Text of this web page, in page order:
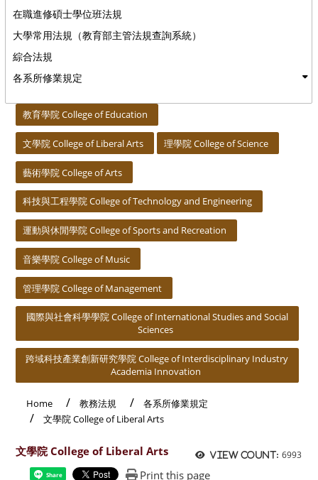
在職進修碩士學位班法規
大學常用法規（教育部主管法規查詢系統）
綜合法規
各系所修業規定
教育學院 College of Education
文學院 College of Liberal Arts 理學院 College of Science
藝術學院 College of Arts
科技與工程學院 College of Technology and Engineering
運動與休閒學院 College of Sports and Recreation
音樂學院 College of Music
管理學院 College of Management
國際與社會科學學院 College of International Studies and Social
Sciences
跨域科技產業創新研究學院 College of Interdisciplinary Industry
Academia Innovation
Home 教務法規
各系所修業規定
文學院 College of Liberal Arts
View count: 6993
文學院 College of Liberal Arts
Share Print this page